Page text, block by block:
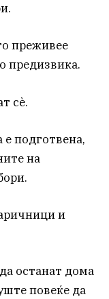
преживее
предизвика.
сè.
подготвена,
на
и
останат дома
повеќе да